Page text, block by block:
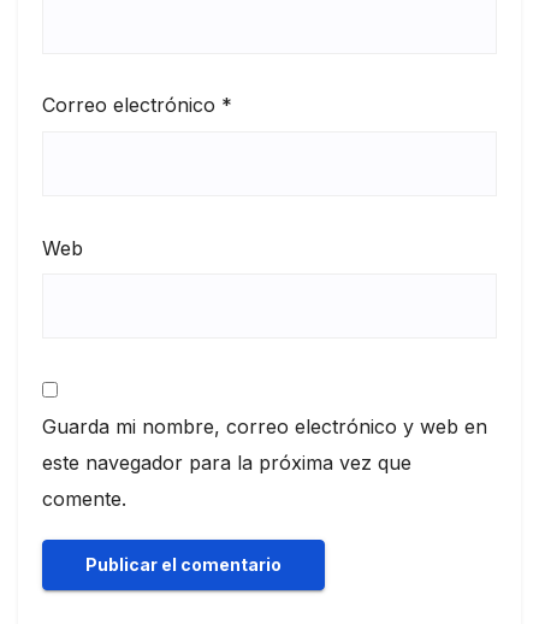
Correo electrónico *
Web
Guarda mi nombre, correo electrónico y web en
este navegador para la próxima vez que
comente.